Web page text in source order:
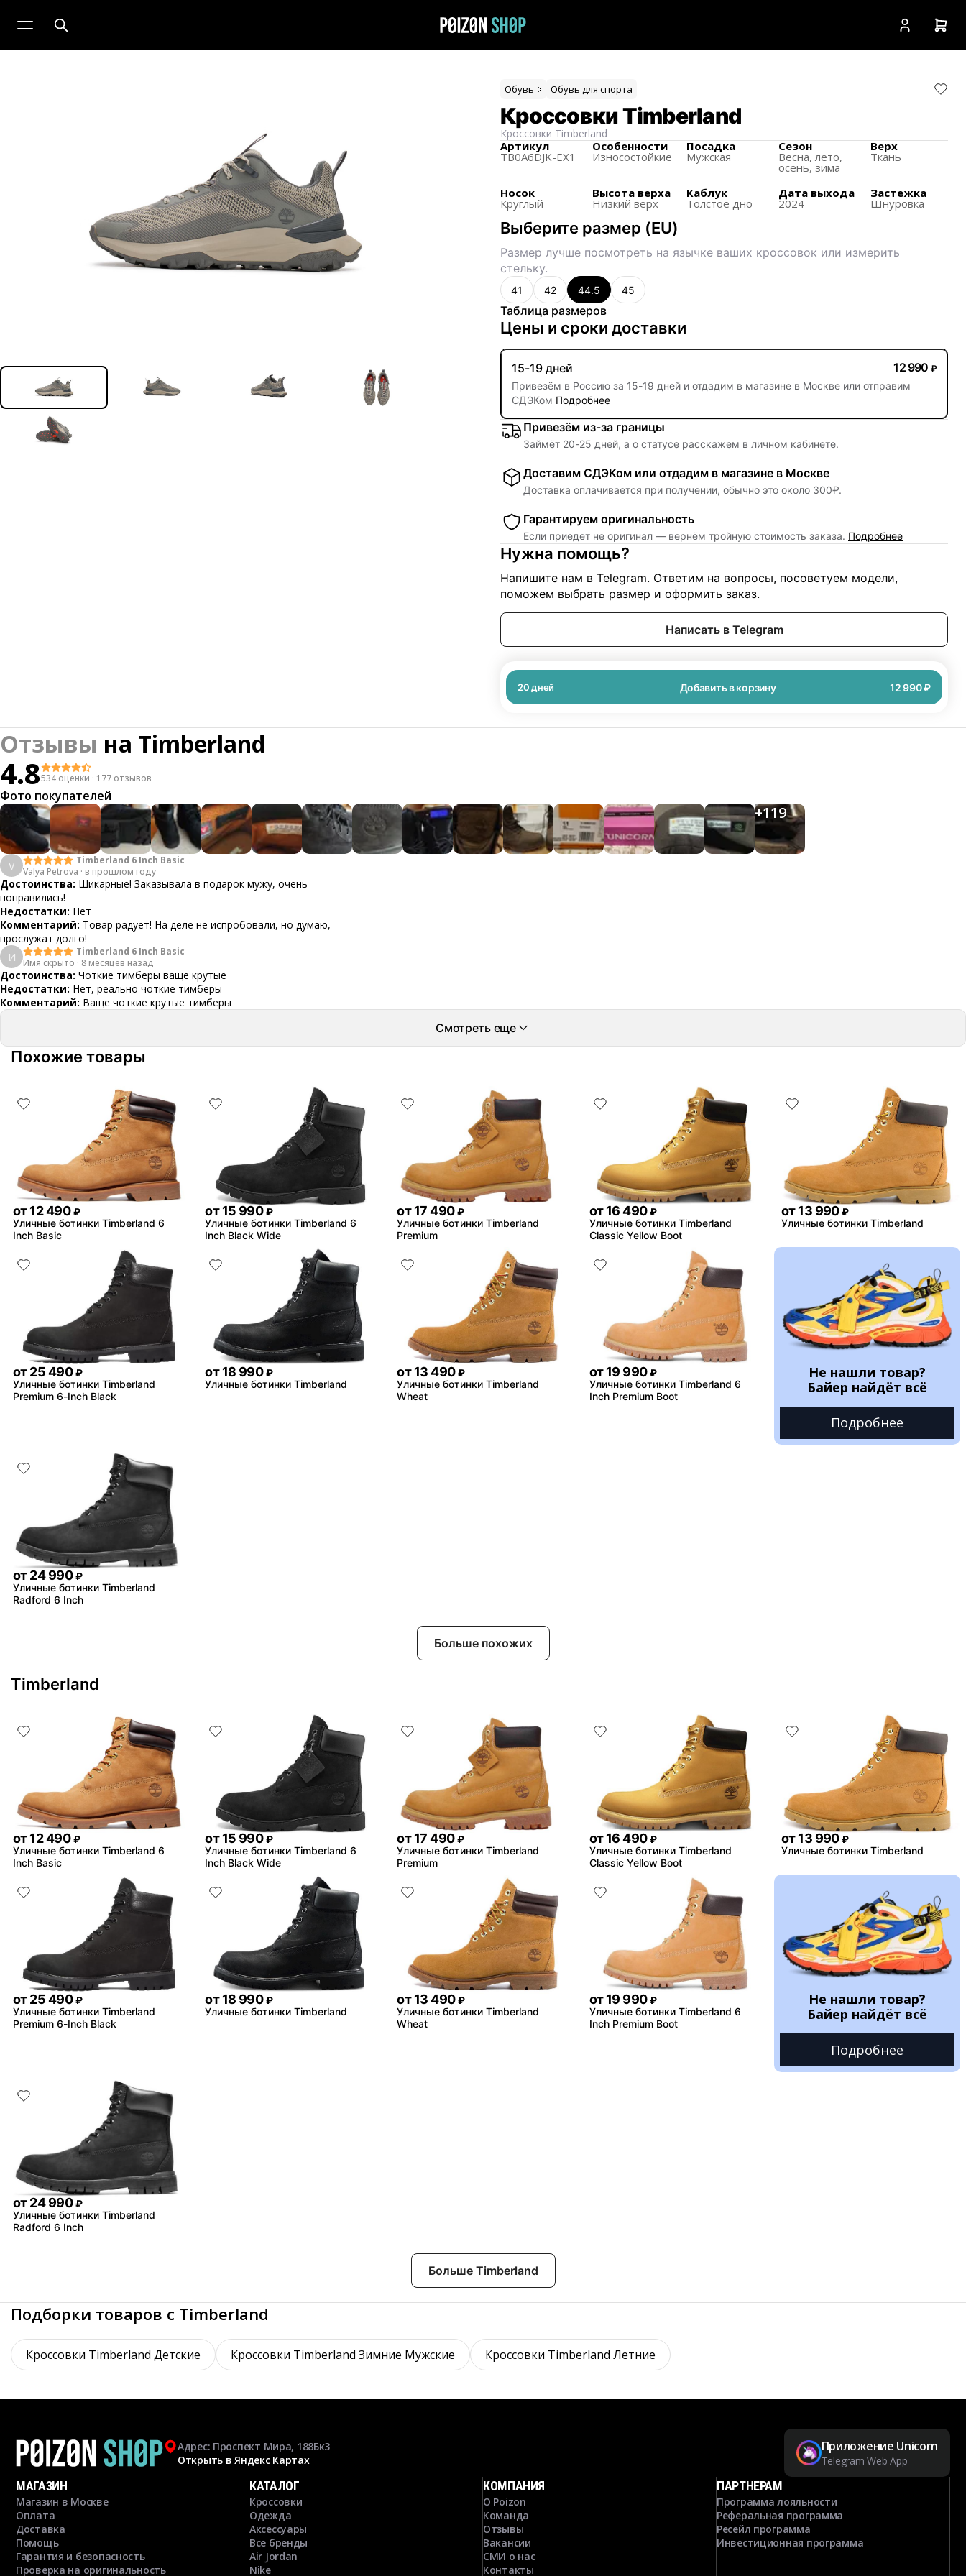
Обувь Обувь для спорта
Кроссовки Timberland
Кроссовки Timberland
Артикул
TB0A6DJK-EX1
Особенности
Износостойкие
Посадка
Мужская
Сезон
Весна, лето,
осень, зима
Верх
Ткань
Носок
Круглый
Высота верха
Низкий верх
Каблук
Толстое дно
Дата выхода
2024
Застежка
Шнуровка
Выберите размер (EU)
Размер лучше посмотреть на язычке ваших кроссовок или измерить
стельку.
41 42 44.5 45
Таблица размеров
Цены и сроки доставки
15-19 дней 12 990 ₽
Привезём в Россию за 15-19 дней и отдадим в магазине в Москве или отправим
СДЭКом Подробнее
Привезём из-за границы
Займёт 20-25 дней, а о статусе расскажем в личном кабинете.
Доставим СДЭКом или отдадим в магазине в Москве
Доставка оплачивается при получении, обычно это около 300₽.
Гарантируем оригинальность
Если приедет не оригинал — вернём тройную стоимость заказа. Подробнее
Нужна помощь?
Напишите нам в Telegram. Ответим на вопросы, посоветуем модели,
поможем выбрать размер и оформить заказ.
Написать в Telegram
20дней Добавить в корзину 12 990 ₽
Отзывы на Timberland
4.8534 оценки · 177 отзывов
Фото покупателей
+119
V
Timberland 6 Inch Basic
Valya Petrova · в прошлом году
Достоинства: Шикарные! Заказывала в подарок мужу, очень
понравились!
Недостатки: Нет
Комментарий: Товар радует! На деле не испробовали, но думаю,
прослужат долго!
И
Timberland 6 Inch Basic
Имя скрыто · 8 месяцев назад
Достоинства: Чоткие тимберы ваще крутые
Недостатки: Нет, реально чоткие тимберы
Комментарий: Ваще чоткие крутые тимберы
Смотреть еще
Похожие товары
от12 490 ₽
Уличные ботинки Timberland 6
Inch Basic
от 15 990 ₽
Уличные ботинки Timberland 6
Inch Black Wide
от 17 490 ₽
Уличные ботинки Timberland
Premium
от 16 490 ₽
Уличные ботинки Timberland
Classic Yellow Boot
от 13 990 ₽
Уличные ботинки Timberland
от25 490 ₽
Уличные ботинки Timberland
Premium 6-Inch Black
от 18 990 ₽
Уличные ботинки Timberland
от 13 490 ₽
Уличные ботинки Timberland
Wheat
от 19 990 ₽
Уличные ботинки Timberland 6
Inch Premium Boot
Не нашли товар?
Байер найдёт всё
Подробнее
от24 990 ₽
Уличные ботинки Timberland
Radford 6 Inch
Больше похожих
Timberland
от12 490 ₽
Уличные ботинки Timberland 6
Inch Basic
от 15 990 ₽
Уличные ботинки Timberland 6
Inch Black Wide
от 17 490 ₽
Уличные ботинки Timberland
Premium
от 16 490 ₽
Уличные ботинки Timberland
Classic Yellow Boot
от 13 990 ₽
Уличные ботинки Timberland
от25 490 ₽
Уличные ботинки Timberland
Premium 6-Inch Black
от 18 990 ₽
Уличные ботинки Timberland
от 13 490 ₽
Уличные ботинки Timberland
Wheat
от 19 990 ₽
Уличные ботинки Timberland 6
Inch Premium Boot
Не нашли товар?
Байер найдёт всё
Подробнее
от24 990 ₽
Уличные ботинки Timberland
Radford 6 Inch
Больше Timberland
Подборки товаров с Timberland
Кроссовки Timberland Детские Кроссовки Timberland Зимние Мужские Кроссовки Timberland Летние
Адрес: Проспект Мира, 188Бк3
Открыть в Яндекс Картах
Приложение Unicorn
Telegram Web App
МАГАЗИН
Магазин в Москве
Оплата
Доставка
Помощь
Гарантия и безопасность
Проверка на оригинальность
КАТАЛОГ
Кроссовки
Одежда
Аксессуары
Все бренды
Air Jordan
Nike
КОМПАНИЯ
О Poizon
Команда
Отзывы
Вакансии
СМИ о нас
Контакты
ПАРТНЕРАМ
Программа лояльности
Реферальная программа
Ресейл программа
Инвестиционная программа